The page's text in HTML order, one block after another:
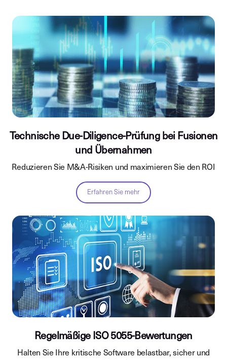
Technische Due-Diligence-Prüfung bei Fusionen
und Übernahmen
Reduzieren Sie M&A-Risiken und maximieren Sie den ROI
Erfahren Sie mehr
Regelmäßige ISO 5055-Bewertungen
Halten Sie Ihre kritische Software belastbar, sicher und